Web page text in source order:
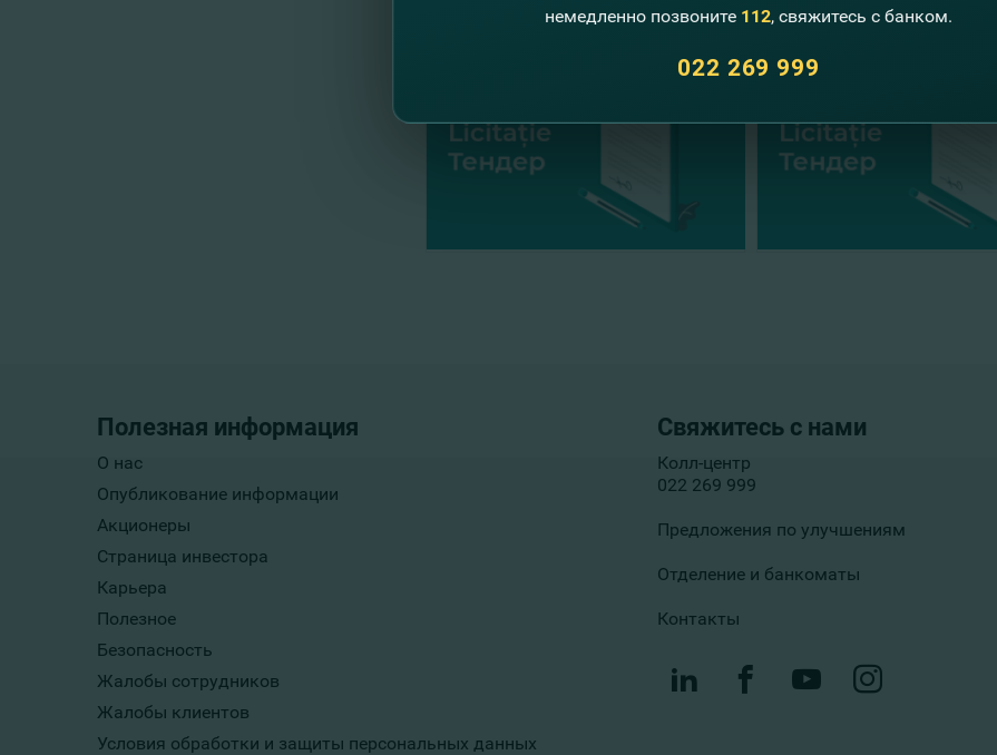
Полезная информация
О нас
Опубликование информации
Акционеры
Страница инвестора
Карьера
Полезное
Безопасность
Жалобы сотрудников
Жалобы клиентов
Условия обработки и защиты персональных данных
Свяжитесь с нами
Колл-центр
022 269 999
Предложения по улучшениям
Отделение и банкоматы
Контакты
немедленно позвоните 112, свяжитесь с банком.
022 269 999